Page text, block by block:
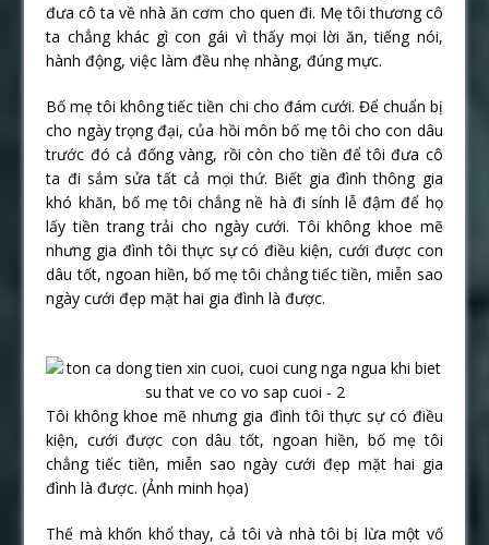
đưa cô ta về nhà ăn cơm cho quen đi. Mẹ tôi thương cô
ta chẳng khác gì con gái vì thấy mọi lời ăn, tiếng nói,
hành động, việc làm đều nhẹ nhàng, đúng mực.
Bố mẹ tôi không tiếc tiền chi cho đám cưới. Để chuẩn bị
cho ngày trọng đại, của hồi môn bố mẹ tôi cho con dâu
trước đó cả đống vàng, rồi còn cho tiền để tôi đưa cô
ta đi sắm sửa tất cả mọi thứ. Biết gia đình thông gia
khó khăn, bố mẹ tôi chẳng nề hà đi sính lễ đậm để họ
lấy tiền trang trải cho ngày cưới. Tôi không khoe mẽ
nhưng gia đình tôi thực sự có điều kiện, cưới được con
dâu tốt, ngoan hiền, bố mẹ tôi chẳng tiếc tiền, miễn sao
ngày cưới đẹp mặt hai gia đình là được.
Tôi không khoe mẽ nhưng gia đình tôi thực sự có điều
kiện, cưới được con dâu tốt, ngoan hiền, bố mẹ tôi
chẳng tiếc tiền, miễn sao ngày cưới đẹp mặt hai gia
đình là được. (Ảnh minh họa)
Thế mà khốn khổ thay, cả tôi và nhà tôi bị lừa một vố